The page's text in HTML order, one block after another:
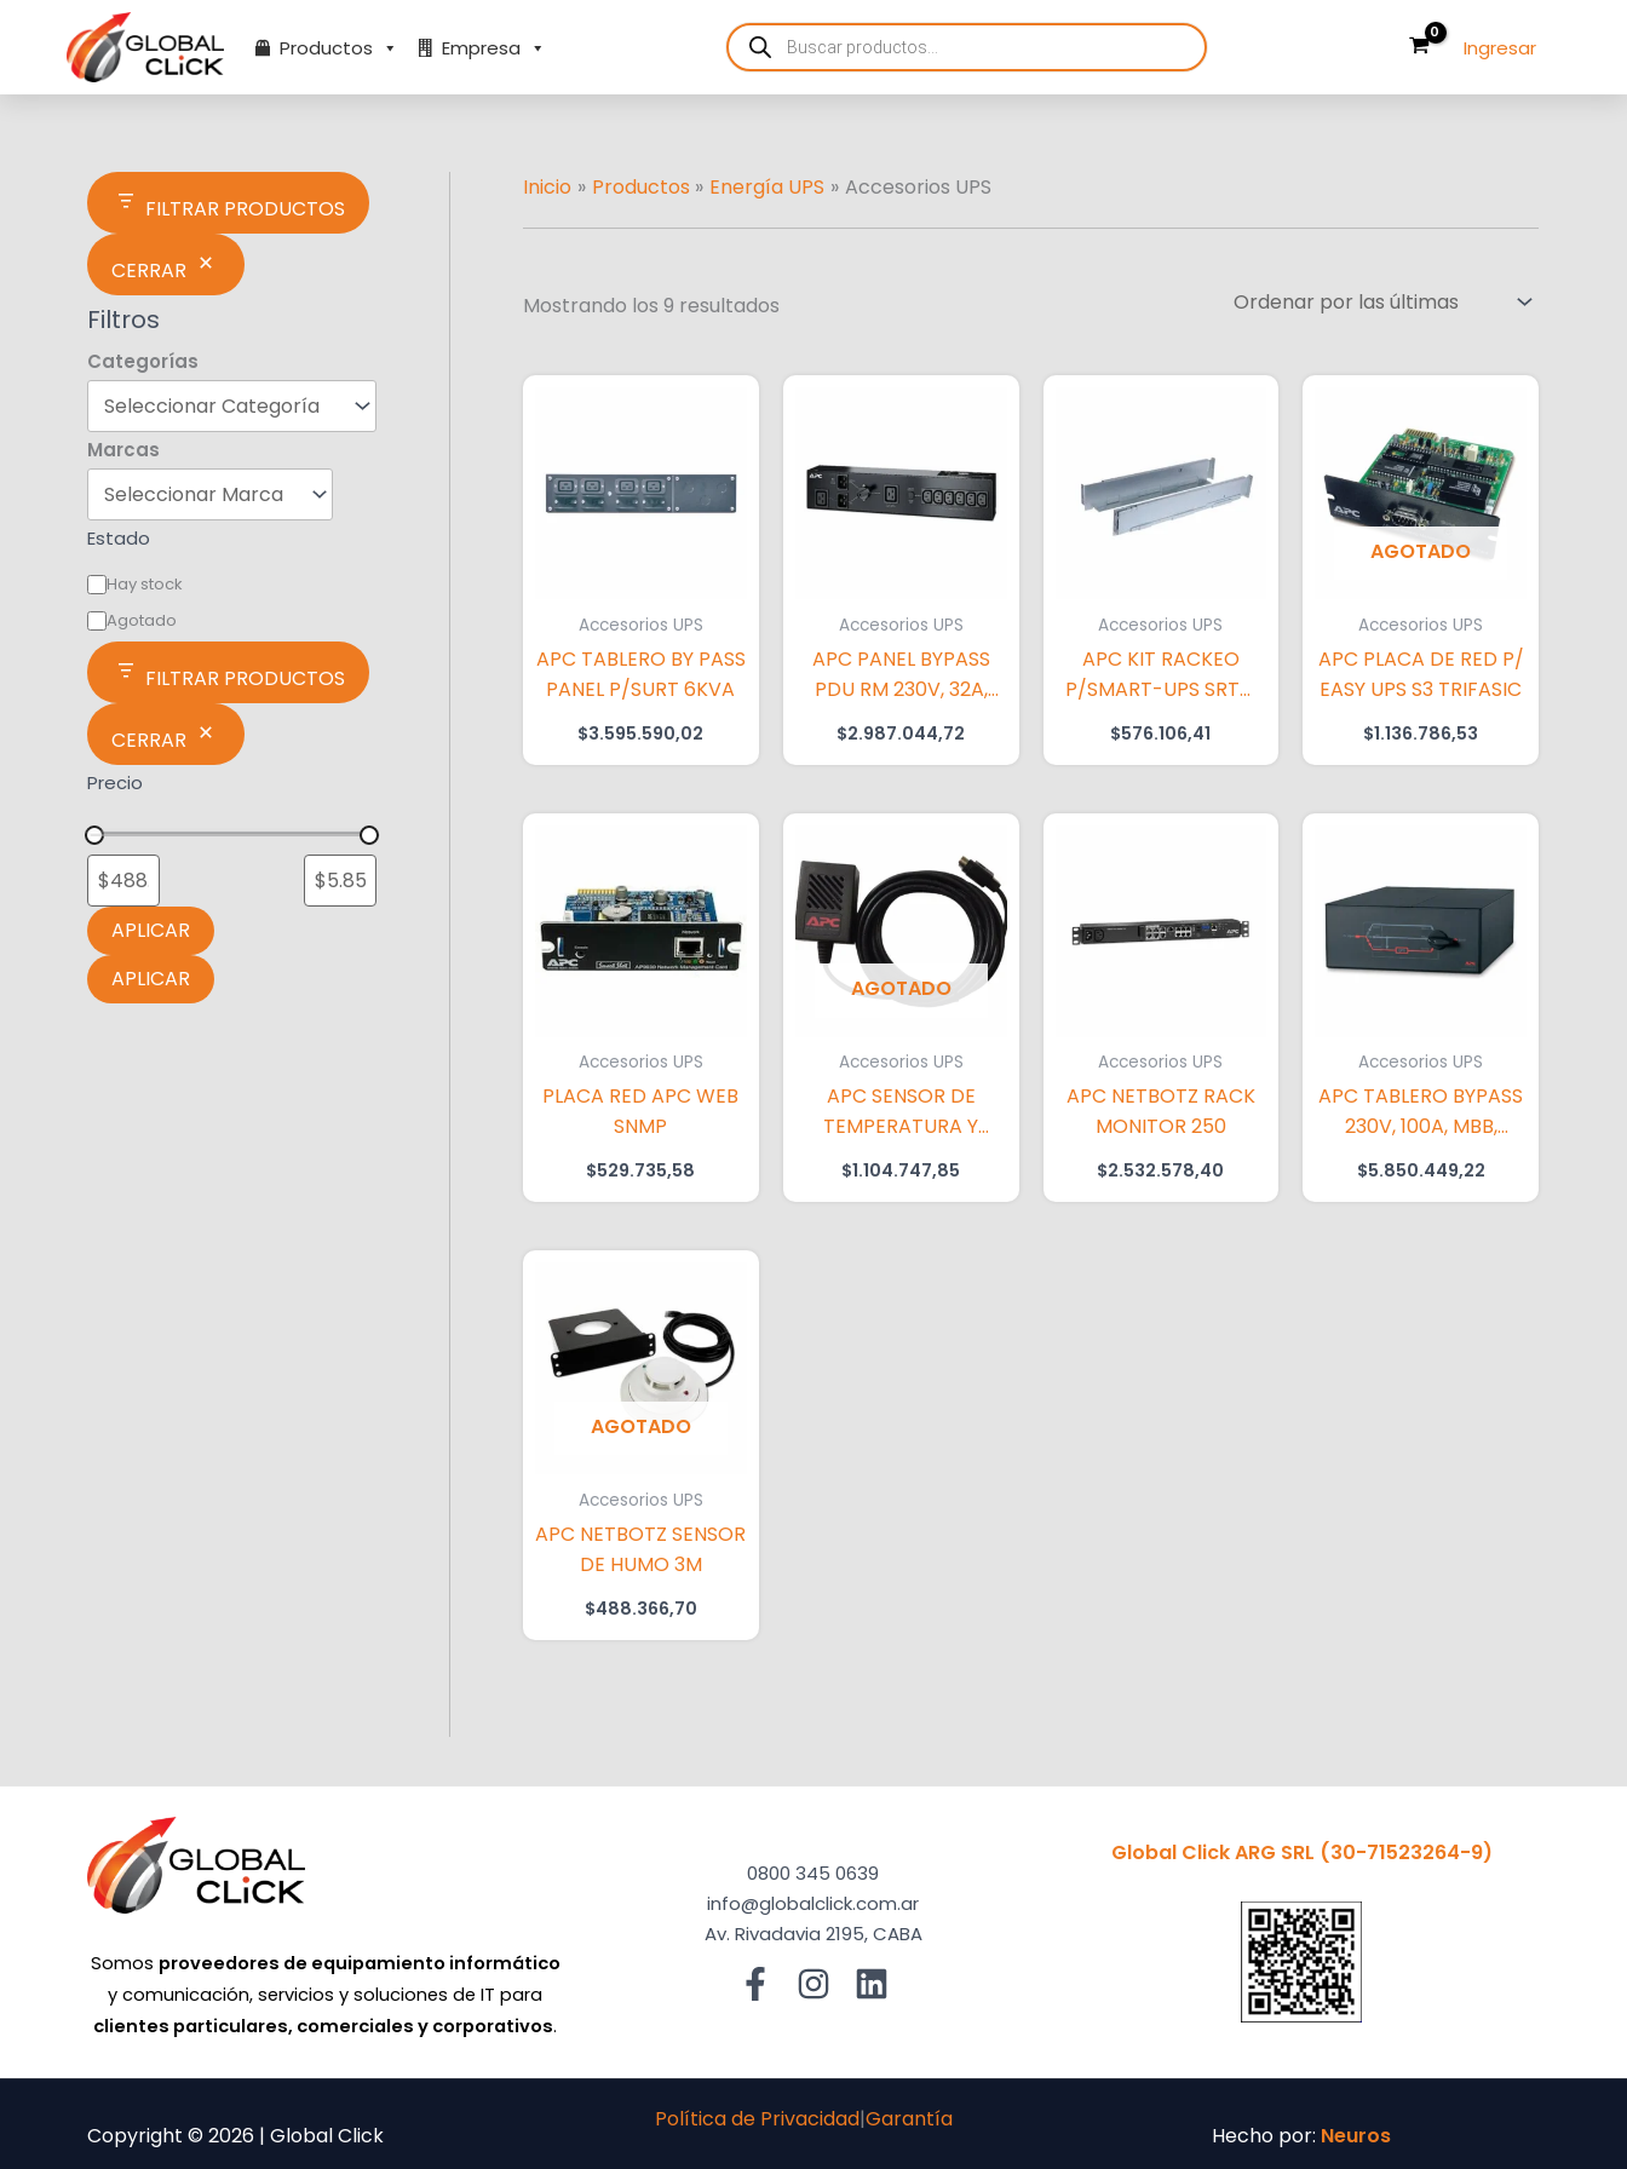
contenido
Productos Empresa
Products
search Ingresar
FILTRAR PRODUCTOS
CERRAR
Filtros
Categorías
Marcas
Estado
s
t
Hay stock
Agotado
FILTRAR PRODUCTOS
CERRAR
Precio
APLICAR
APLICAR
Inicio Productos Energía UPS Accesorios UPS
Mostrando los 9 resultados
por
más
recientes
Accesorios UPS
APC TABLERO BY PASS
PANEL P/SURT 6KVA
$3.595.590,02
Accesorios UPS
APC PANEL BYPASS
PDU RM 230V, 32A,
C19(2), C13(8)
$2.987.044,72
Accesorios UPS
APC KIT RACKEO
P/SMART-UPS SRTG
6KVA-20KVA
$576.106,41
AGOTADO
Accesorios UPS
APC PLACA DE RED P/
EASY UPS S3 TRIFASIC
$1.136.786,53
Accesorios UPS
PLACA RED APC WEB
SNMP
$529.735,58
AGOTADO
Accesorios UPS
APC SENSOR DE
TEMPERATURA Y
HUMEDAD
$1.104.747,85
Accesorios UPS
APC NETBOTZ RACK
MONITOR 250
$2.532.578,40
Accesorios UPS
APC TABLERO BYPASS
230V, 100A, MBB,
ENTRADA Y SALIDA
$5.850.449,22
AGOTADO
Accesorios UPS
APC NETBOTZ SENSOR
DE HUMO 3M
$488.366,70
Somos proveedores de equipamiento informático
y comunicación, servicios y soluciones de IT para
clientes particulares, comerciales y corporativos.
0800 345 0639
info@globalclick.com.ar
Av. Rivadavia 2195, CABA
Global Click ARG SRL (30-71523264-9)
Copyright © 2026 | Global Click
Política de Privacidad|Garantía
Hecho por: Neuros